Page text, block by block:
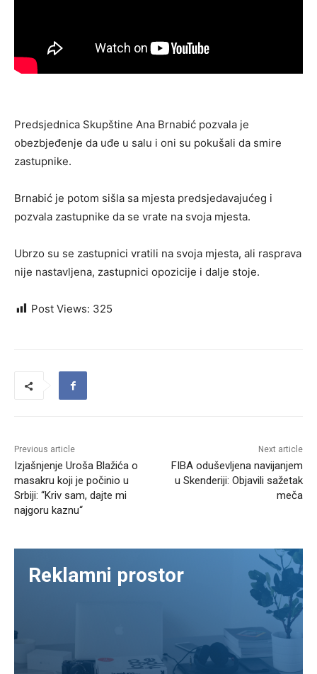
Predsjednica Skupštine Ana Brnabić pozvala je
obezbjeđenje da uđe u salu i oni su pokušali da smire
zastupnike.
Brnabić je potom sišla sa mjesta predsjedavajućeg i
pozvala zastupnike da se vrate na svoja mjesta.
Ubrzo su se zastupnici vratili na svoja mjesta, ali rasprava
nije nastavljena, zastupnici opozicije i dalje stoje.
Post Views: 325
Previous article
Izjašnjenje Uroša Blažića o
masakru koji je počinio u
Srbiji: “Kriv sam, dajte mi
najgoru kaznu“
Next article
FIBA oduševljena navijanjem
u Skenderiji: Objavili sažetak
meča
Reklamni prostor